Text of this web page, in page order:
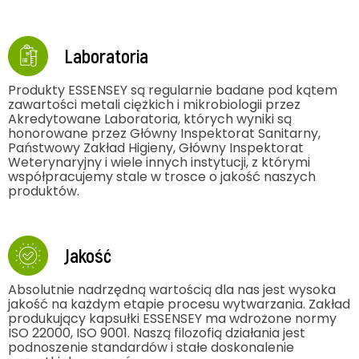
Laboratoria
Produkty ESSENSEY są regularnie badane pod kątem
zawartości metali ciężkich i mikrobiologii przez
Akredytowane Laboratoria, których wyniki są
honorowane przez Główny Inspektorat Sanitarny,
Państwowy Zakład Higieny, Główny Inspektorat
Weterynaryjny i wiele innych instytucji, z którymi
współpracujemy stale w trosce o jakość naszych
produktów.
Jakość
Absolutnie nadrzędną wartością dla nas jest wysoka
jakość na każdym etapie procesu wytwarzania. Zakład
produkujący kapsułki ESSENSEY ma wdrożone normy
ISO 22000, ISO 9001. Naszą filozofią działania jest
podnoszenie standardów i stałe doskonalenie